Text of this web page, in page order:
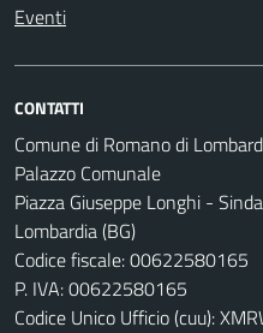
Eventi
CONTATTI
Comune di Romano di
Palazzo Comunale
Piazza Giuseppe Longhi -
Lombardia (BG)
Codice fiscale: 00622580165
P. IVA: 00622580165
Codice Unico Ufficio (cuu):